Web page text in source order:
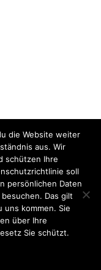
ÖFFNEN DRINGEND
Über uns
Bilder
WordPress
die Website weiter
aus. Wir
schützen Ihre
soll
persönlichen Daten
Das gilt
uns kommen. Sie
über Ihre
Sie schützt.